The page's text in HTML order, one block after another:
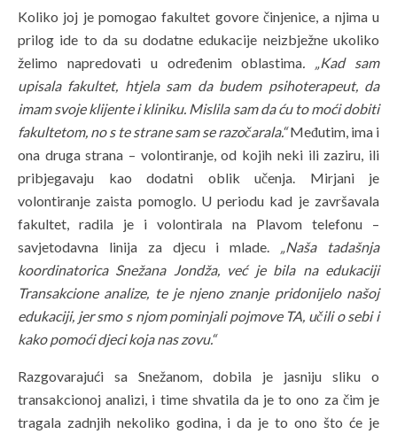
Koliko joj je pomogao fakultet govore činjenice, a njima u
prilog ide to da su dodatne edukacije neizbježne ukoliko
želimo napredovati u određenim oblastima. „Kad sam
upisala fakultet, htjela sam da budem psihoterapeut, da
imam svoje klijente i kliniku. Mislila sam da ću to moći dobiti
fakultetom, no s te strane sam se razočarala.“Međutim, ima i
ona druga strana – volontiranje, od kojih neki ili zaziru, ili
pribjegavaju kao dodatni oblik učenja. Mirjani je
volontiranje zaista pomoglo. U periodu kad je završavala
fakultet, radila je i volontirala na Plavom telefonu –
savjetodavna linija za djecu i mlade. „Naša tadašnja
koordinatorica Snežana Jondža, već je bila na edukaciji
Transakcione analize, te je njeno znanje pridonijelo našoj
edukaciji, jer smo s njom pominjali pojmove TA, učili o sebi i
kako pomoći djeci koja nas zovu.“
Razgovarajući sa Snežanom, dobila je jasniju sliku o
transakcionoj analizi, i time shvatila da je to ono za čim je
tragala zadnjih nekoliko godina, i da je to ono što će je